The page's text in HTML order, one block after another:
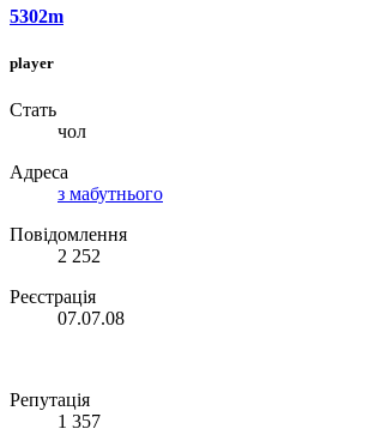
5302m
player
Стать
чол
Адреса
з мабутнього
Повідомлення
2 252
Реєстрація
07.07.08
Репутація
1 357